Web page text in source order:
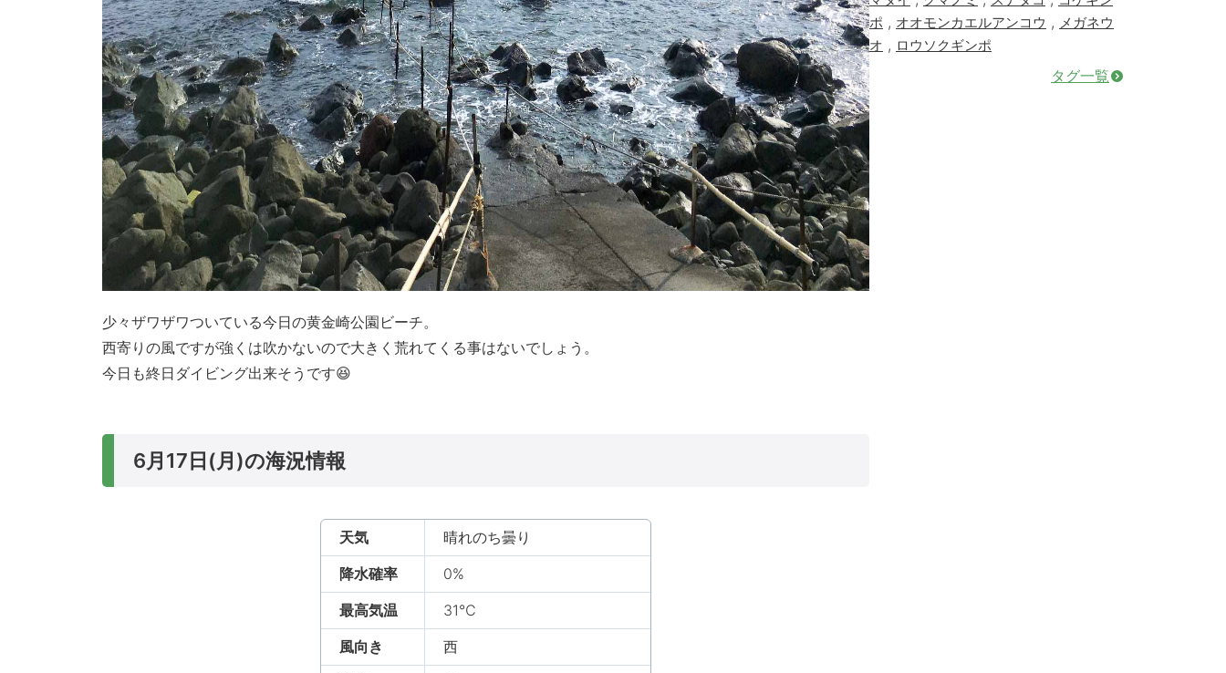
少々ザワザワついている今日の黄金崎公園ビーチ。
西寄りの風ですが強くは吹かないので大きく荒れてくる事はないでしょう。
今日も終日ダイビング出来そうです😆
6月17日(月)の海況情報
天気
晴れのち曇り
降水確率
0%
最高気温
31℃
風向き
西
ポ , オオモンカエルアンコウ , メガネウ
オ , ロウソクギンポ
タグ一覧